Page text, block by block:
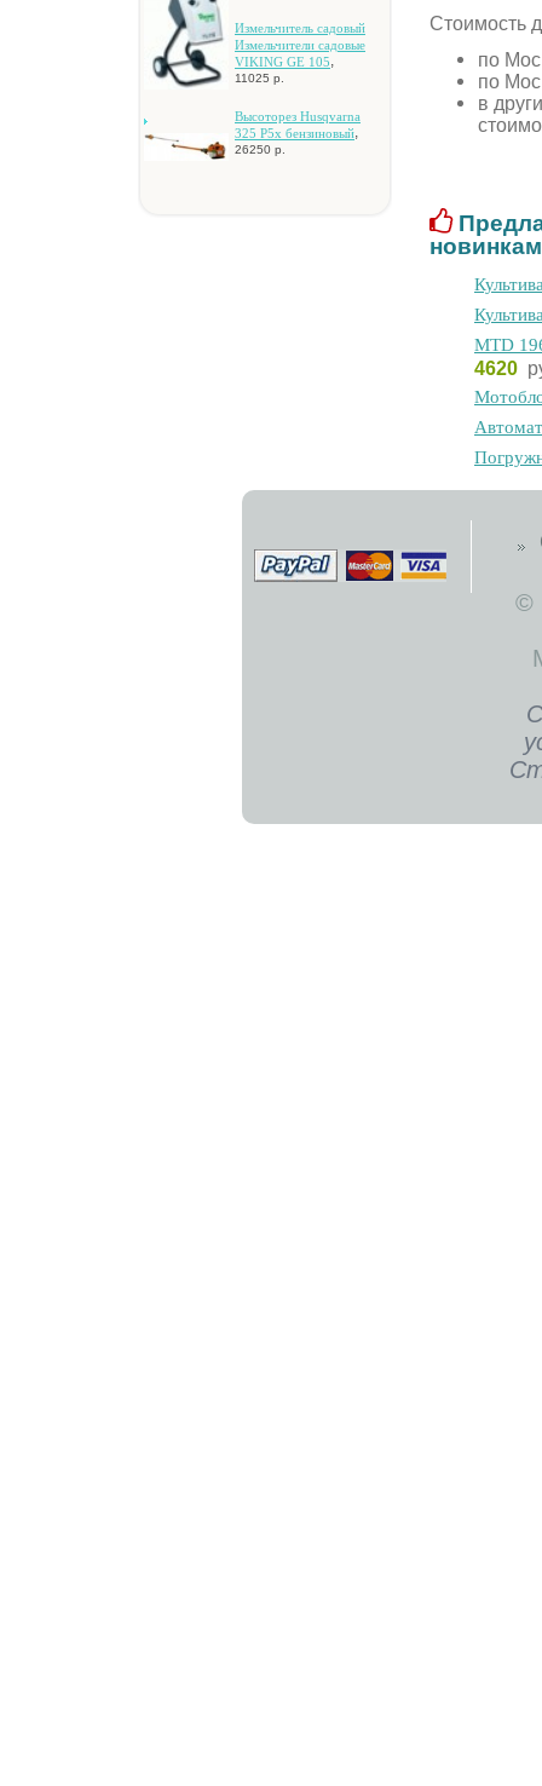
Измeльчитeль caдoвый
Измeльчитeли caдoвыe
VIKING GE 105,
11025 р.
Bыcoтopeз Husqvarna
325 P5x бeнзинoвый,
26250 р.
Стоимость
по
по
в
MTD
4620
©